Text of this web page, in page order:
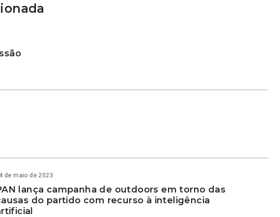
de maio de 2023
lança campanha de outdoors em torno das
do partido com recurso à inteligência